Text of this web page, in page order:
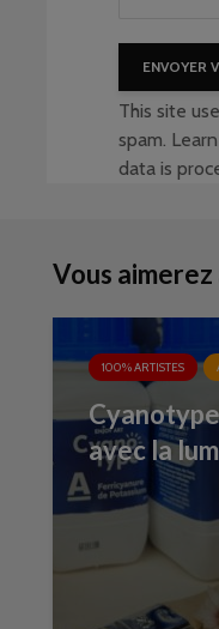
This site
spam.
data is
Vous aimerez
100% ARTISTES
avec la